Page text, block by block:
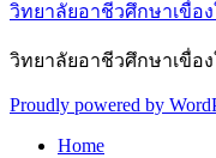
วิทยาลัยอาชีวศึกษาเขื่อ
วิทยาลัยอาชีวศึกษาเขื่องใ
Proudly powered by
Home